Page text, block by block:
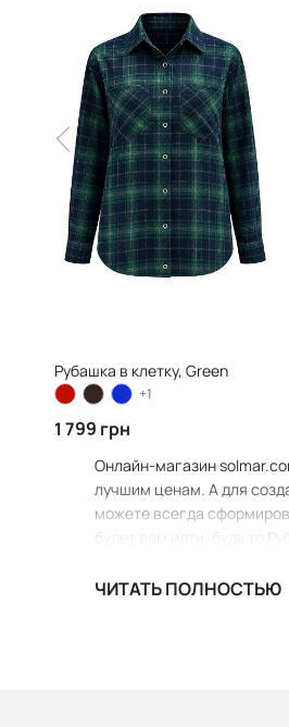
Рубашка в клетку, Green
+1
1 799 грн
Онлайн-магазин
лучшим ценам. А для
можете всегда
будет вам идти, будь то
ЧИТАТЬ ПОЛНОСТЬЮ